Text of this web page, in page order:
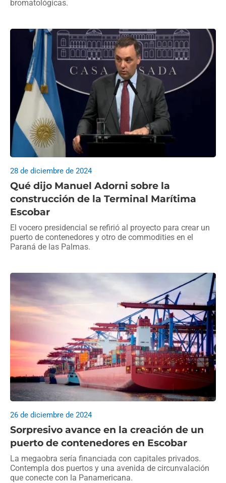
bromatológicas.
Qué dijo Manuel Adorni sobre la
construcción de la Terminal Marítima
Escobar
28 de diciembre de 2024
El vocero presidencial se refirió al proyecto para crear un
puerto de contenedores y otro de commodities en el
Paraná de las Palmas.
Sorpresivo avance en la creación de un
puerto de contenedores en Escobar
26 de diciembre de 2024
La megaobra sería financiada con capitales privados.
Contempla dos puertos y una avenida de circunvalación
que conecte con la Panamericana.